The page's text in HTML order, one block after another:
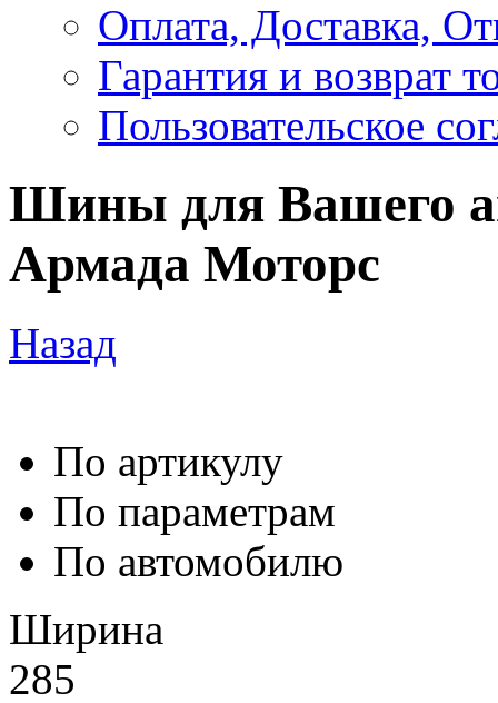
Оплата, Доставка,
Гарантия и возврат
Пользовательское
Шины для Вашего
Армада Моторс
Назад
По артикулу
По параметрам
По автомобилю
Ширина
285